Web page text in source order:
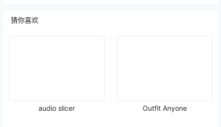
猜你喜欢
audio slicer Outfit Anyone